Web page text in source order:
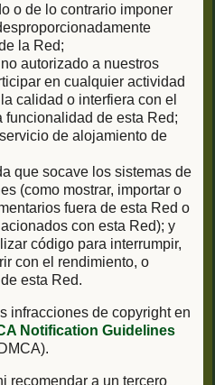
o de lo contrario imponer
la Red;
autorizado a nuestros
en cualquier actividad
calidad o interfiera con el
de esta Red;
de alojamiento de
que socave los sistemas de
(como mostrar, importar o
fuera de esta Red o
con esta Red); y
código para interrumpir,
con el rendimiento, o
esta Red.
infracciones de copyright en
Notification Guidelines
recomendar a un tercero